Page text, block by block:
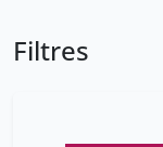
Filtres